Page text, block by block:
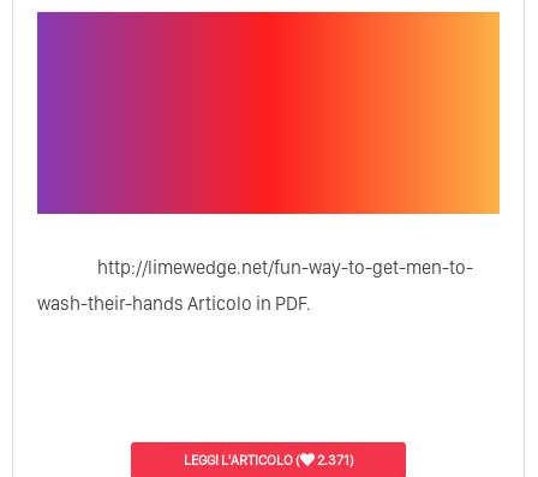
http://limewedge.net/fun-way-to-get-men-to-
wash-their-hands Articolo in PDF.
LEGGI L'ARTICOLO( 2.371)